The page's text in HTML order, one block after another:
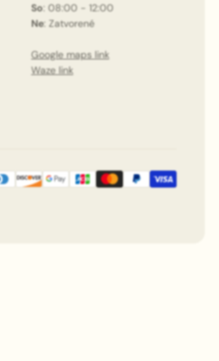
So: 08:00 - 12:00
Ne: Zatvorené
Google maps link
Waze link